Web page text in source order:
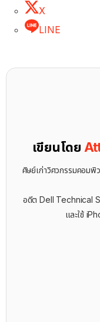
X
LINE
เขียนโดย
ศิษย์เก่าวิศวกรรมคอม
อดีต Dell Technical
และใช้